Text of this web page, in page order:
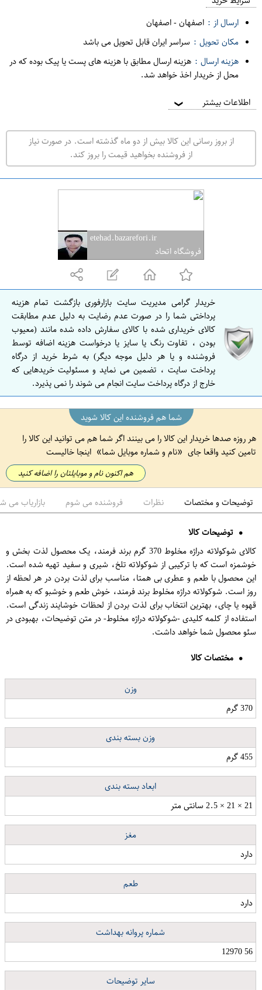
ر
ت
ه
ر
ا
ص
ف
ه
ا
ن
ا
ص
ف
ه
ا
ن
ارسال از : اصفهان-اصفهان
مکان تحویل : سراسر ایران قابل تحویل می باشد
هزینه ارسال : هزینه ارسال مطابق با هزینه های پست یا پیک بوده که در
محل از خریدار اخذ خواهد شد.
اطلاعات بیشتر ❯
از بروز رسانی این کالا بیش از دو ماه گذشته است. در صورت نیاز
از فروشنده بخواهید قیمت را بروز کند.
etehad.bazarefori.ir
فروشگاه اتحاد
خریدار گرامی مدیریت سایت بازارفوری بازگشت تمام هزینه
پرداختی شما را در صورت عدم رضایت به دلیل عدم مطابقت
کالای خریداری شده با کالای سفارش داده شده مانند (معیوب
بودن ، تفاوت رنگ یا سایز یا درخواست هزینه اضافه توسط
فروشنده و یا هر دلیل موجه دیگر) به شرط خرید از درگاه
پرداخت سایت ، تضمین می نماید و مسئولیت خریدهایی که
خارج از درگاه پرداخت سایت انجام می شوند را نمی پذیرد.
شما هم فروشنده این کالا شوید
هر روزه صدها خریدار این کالا را می بینند اگر شما هم می توانید این کالا را
تامین کنید واقعا جای
نام و شماره موبایل شما اینجا خالیست
هم اکنون نام و موبایلتان را اضافه کنید
توضیحات و مختصات نظرات فروشنده می شوم بازاریاب می
توضیحات کالا
کالای شوکولاته دراژه مخلوط 370 گرم برند فرمند، یک محصول لذت بخش و
خوشمزه است که با ترکیبی از شوکولاته تلخ، شیری و سفید تهیه شده است.
این محصول با طعم و عطری بی همتا، مناسب برای لذت بردن در هر لحظه از
روز است. شوکولاته دراژه مخلوط برند فرمند، خوش طعم و خوشبو که به همراه
قهوه یا چای، بهترین انتخاب برای لذت بردن از لحظات خوشایند زندگی است.
استفاده از کلمه کلیدی -شوکولاته دراژه مخلوط- در متن توضیحات، بهبودی در
سئو محصول شما خواهد داشت.
مختصات کالا
وزن
370 گرم
وزن بسته بندی
455 گرم
ابعاد بسته بندی
21 × 21 × 2.5 سانتی متر
مغز
دارد
طعم
دارد
شماره پروانه بهداشت
56 12970
سایر توضیحات